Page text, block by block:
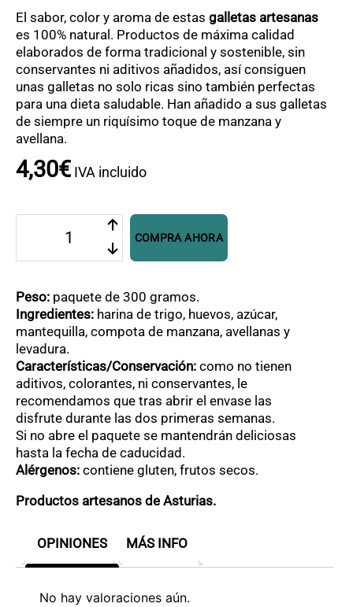
El sabor, color y aroma de estas galletas artesanas
es 100% natural. Productos de máxima calidad
elaborados de forma tradicional y sostenible, sin
conservantes ni aditivos añadidos, así consiguen
unas galletas no solo ricas sino también perfectas
para una dieta saludable. Han añadido a sus galletas
de siempre un riquísimo toque de manzana y
avellana.
4,30€ IVA incluido
la
Manzana
y
Avellana
cantidad
COMPRA AHORA
Peso: paquete de 300 gramos.
Ingredientes: harina de trigo, huevos, azúcar,
mantequilla, compota de manzana, avellanas y
levadura.
Características/Conservación: como no tienen
aditivos, colorantes, ni conservantes, le
recomendamos que tras abrir el envase las
disfrute durante las dos primeras semanas.
Si no abre el paquete se mantendrán deliciosas
hasta la fecha de caducidad.
Alérgenos: contiene gluten, frutos secos.
Productos artesanos de Asturias.
OPINIONES MÁS INFO
No hay valoraciones aún.